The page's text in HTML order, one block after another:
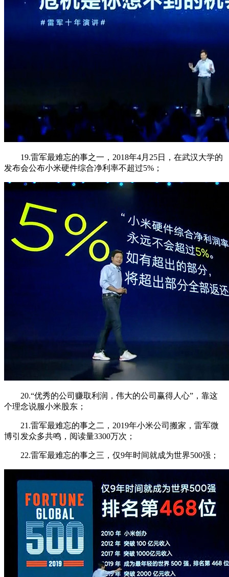
19.雷军最难忘的事之一，2018年4月25日，在武汉大学的
发布会公布小米硬件综合净利率不超过5%；
20.“优秀的公司赚取利润，伟大的公司赢得人心”，靠这
个理念说服小米股东；
21.雷军最难忘的事之二，2019年小米公司搬家，雷军微
博引发众多共鸣，阅读量3300万次；
22.雷军最难忘的事之三，仅9年时间就成为世界500强；